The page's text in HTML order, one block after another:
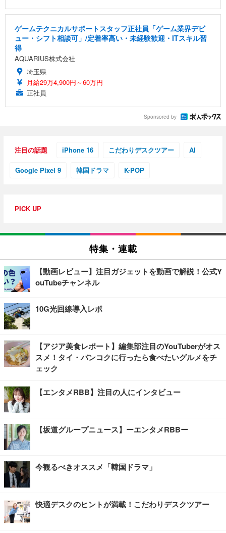
ゲームテクニカルサポートスタッフ正社員「ゲーム業界デビ
ュー・シフト相談可」/定着率高い・未経験歓迎・ITスキル習
得
AQUARIUS株式会社
埼玉県
月給29万4,900円～60万円
正社員
Sponsored by
注目の話題 iPhone 16 こだわりデスクツアー AI
Google Pixel 9 韓国ドラマ K-POP
PICK UP
特集・連載
【動画レビュー】注目ガジェットを動画で解説！公式Y
ouTubeチャンネル
10G光回線導入レポ
【アジア美食レポート】編集部注目のYouTuberがオス
スメ！タイ・バンコクに行ったら食べたいグルメをチ
ェック
【エンタメRBB】注目の人にインタビュー
【坂道グループニュース】ーエンタメRBBー
今観るべきオススメ「韓国ドラマ」
快適デスクのヒントが満載！こだわりデスクツアー